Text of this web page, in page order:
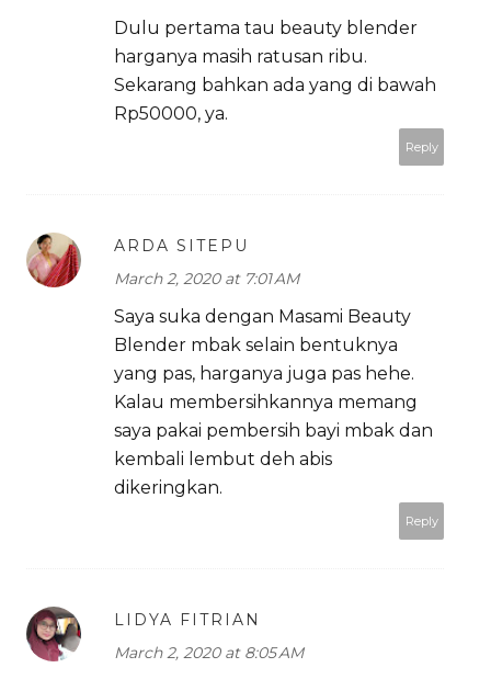
Dulu pertama tau beauty blender
harganya masih ratusan ribu.
Sekarang bahkan ada yang di bawah
Rp50000, ya.
Reply
ARDA SITEPU
March 2, 2020 at 7:01 AM
Saya suka dengan Masami Beauty
Blender mbak selain bentuknya
yang pas, harganya juga pas hehe.
Kalau membersihkannya memang
saya pakai pembersih bayi mbak dan
kembali lembut deh abis
dikeringkan.
Reply
LIDYA FITRIAN
March 2, 2020 at 8:05 AM